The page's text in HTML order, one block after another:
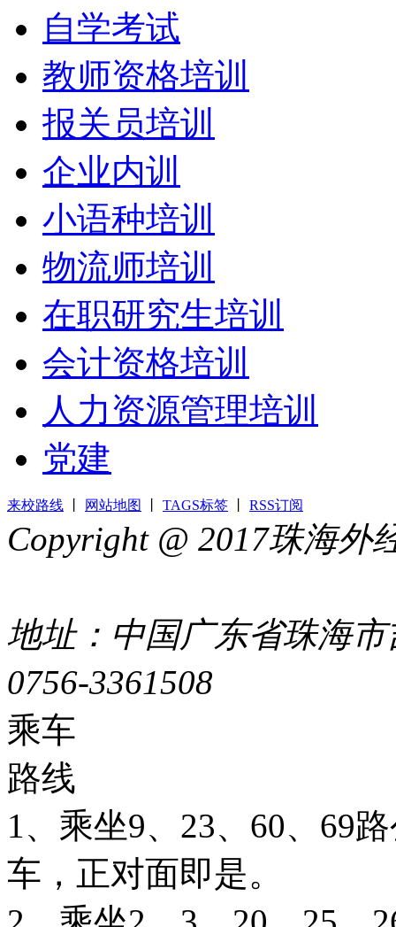
自学考试
教师资格培训
报关员培训
企业内训
小语种培训
物流师培训
在职研究生培训
会计资格培训
人力资源管理培训
党建
来校路线 网站地图 TAGS标签 RSS订阅
Copyright @ 2017珠海
地址：中国广东省珠海
0756-3361508
乘车
路线
1、乘坐9、23、60、69
车，正对面即是。